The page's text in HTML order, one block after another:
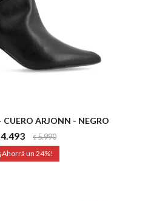
CUERO ARJONN - NEGRO
4.493 $5.990
24